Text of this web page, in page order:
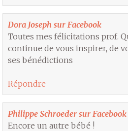
Dora Joseph sur Facebook
Toutes mes félicitations prof.
continue de vous inspirer, de
ses bénédictions
Répondre
Philippe Schroeder sur Facebook
Encore un autre bébé !